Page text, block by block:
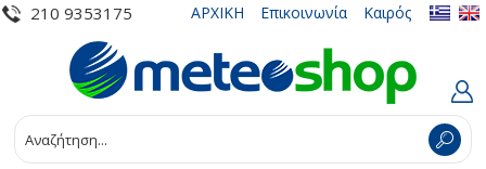
210 9353175 ΑΡΧΙΚΗ Επικοινωνία Καιρός